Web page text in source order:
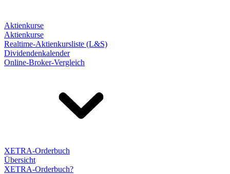
Aktienkurse
Aktienkurse
Realtime-Aktienkursliste (L&S)
Dividendenkalender
Online-Broker-Vergleich
XETRA-Orderbuch
Übersicht
XETRA-Orderbuch?